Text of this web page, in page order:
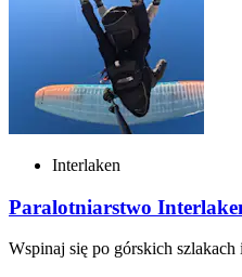
Interlaken
Paralotniarstwo
Wspinaj się po górskich